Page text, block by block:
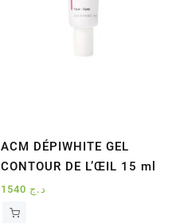
ACM DÉPIWHITE GEL
CONTOUR DE L’ŒIL 15 ml
د.ج